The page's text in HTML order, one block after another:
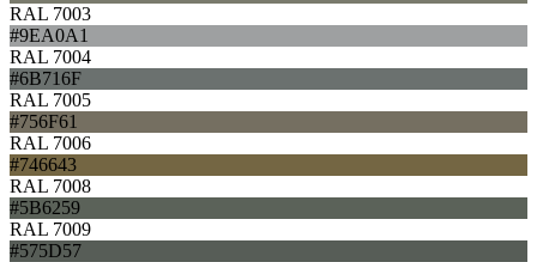
RAL 7003
#9EA0A1
RAL 7004
#6B716F
RAL 7005
#756F61
RAL 7006
#746643
RAL 7008
#5B6259
RAL 7009
#575D57